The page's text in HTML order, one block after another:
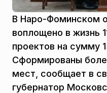
В Наро-Фоминском
воплощено в жизнь
проектов на сумму
Сформированы
мест, сообщает в
губернатор